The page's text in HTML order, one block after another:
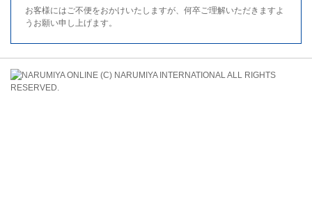
お客様にはご不便をおかけいたしますが、何卒ご理解いただきますよ
うお願い申し上げます。